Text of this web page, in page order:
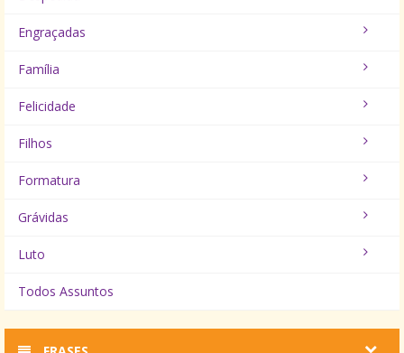
Engraçadas
Família
Felicidade
Filhos
Formatura
Grávidas
Luto
Todos Assuntos